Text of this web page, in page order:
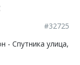
#32725
- Спутника улица,